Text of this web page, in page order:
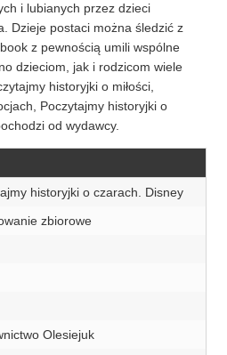
i lubianych przez dzieci
Dzieje postaci można śledzić z
z pewnością umili wspólne
dzieciom, jak i rodzicom wiele
historyjki o miłości,
Poczytajmy historyjki o
od wydawcy.
historyjki o czarach. Disney
zbiorowe
Olesiejuk